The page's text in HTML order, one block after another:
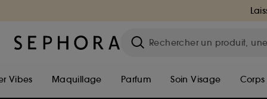
Vibes Maquillage Parfum Soin Visage Corps